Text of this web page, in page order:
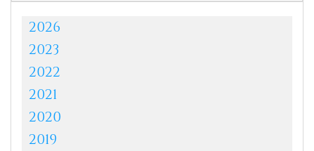
2026
2023
2022
2021
2020
2019